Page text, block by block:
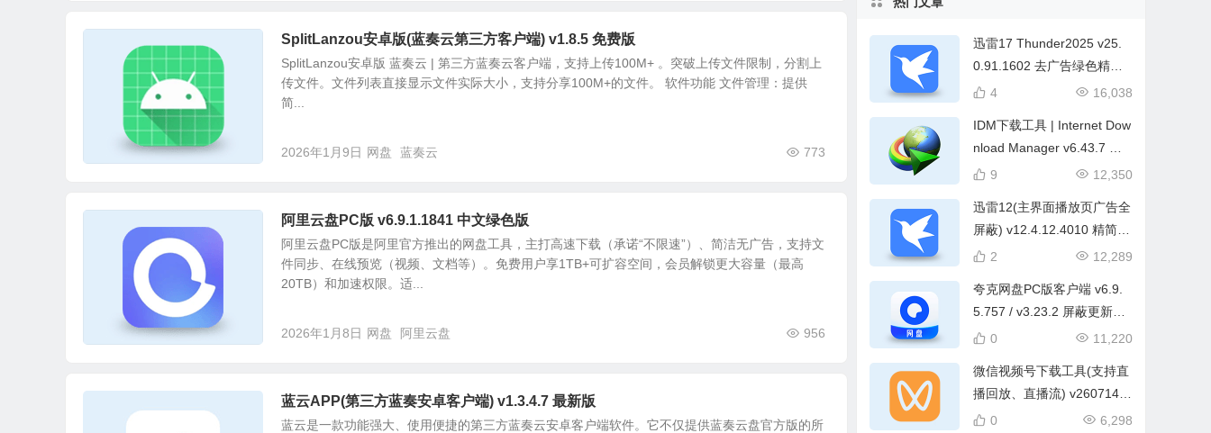
SplitLanzou安卓版(蓝奏云第三方客户端) v1.8.5 免费版
SplitLanzou安卓版 蓝奏云 | 第三方蓝奏云客户端，支持上传100M+ 。突破上传文件限制，分割上
传文件。文件列表直接显示文件实际大小，支持分享100M+的文件。 软件功能 文件管理：提供
简...
2026年1月9日 773
网盘 蓝奏云
阿里云盘PC版 v6.9.1.1841 中文绿色版
阿里云盘PC版是阿里官方推出的网盘工具，主打高速下载（承诺“不限速”）、简洁无广告，支持文
件同步、在线预览（视频、文档等）。免费用户享1TB+可扩容空间，会员解锁更大容量（最高
20TB）和加速权限。适...
2026年1月8日 956
网盘 阿里云盘
蓝云APP(第三方蓝奏安卓客户端) v1.3.4.7 最新版
蓝云是一款功能强大、使用便捷的第三方蓝奏云安卓客户端软件。它不仅提供蓝奏云盘官方版的所
迅雷17 Thunder2025 v25.
0.91.1602 去广告绿色精简
版
16,038
4
IDM下载工具 | Internet Dow
nload Manager v6.43.7 直
装破解版+中文绿色版12,350
9
迅雷12(主界面播放页广告全
屏蔽) v12.4.12.4010 精简绿
色版
12,289
2
夸克网盘PC版客户端 v6.9.
5.757 / v3.23.2 屏蔽更新中
文绿色版
11,220
0
微信视频号下载工具(支持直
播回放、直播流) v260714
中文绿色版
6,298
0